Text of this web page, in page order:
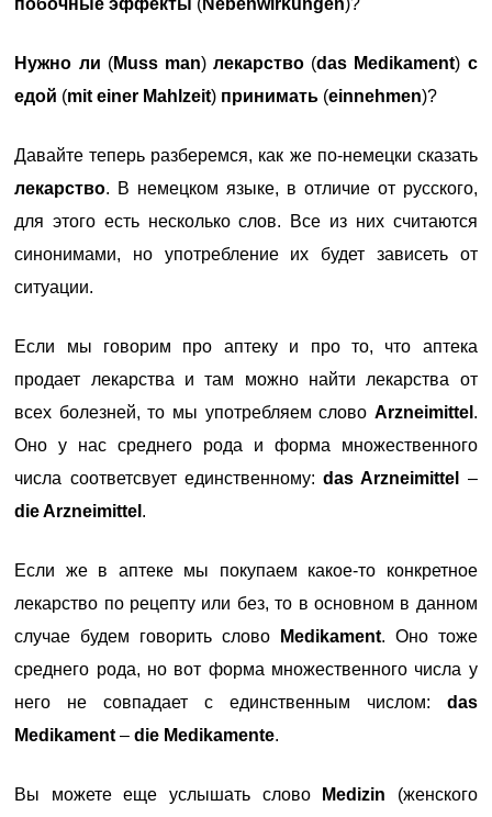
побочные эффекты ( Nebenwirkungen)?
Нужно ли (Muss man)лекарство (das Medikament) с
едой (mit einer Mahlzeit) принимать (einnehmen)?
Давайте теперь разберемся, как же по-немецки сказать
лекарство. В немецком языке, в отличие от русского,
для этого есть несколько слов. Все из них считаются
синонимами, но употребление их будет зависеть от
ситуации.
Если мы говорим про аптеку и про то, что аптека
продает лекарства и там можно найти лекарства от
всех болезней, то мы употребляем слово Arzneimittel .
Оно у нас среднего рода и форма множественного
числа соответсвует единственному:das Arzneimittel –
die Arzneimittel .
Если же в аптеке мы покупаем какое-то конкретное
лекарство по рецепту или без, то в основном в данном
случае будем говорить слово
Medikament. Оно тоже
среднего рода, но вот форма множественного числа у
него не совпадает с единственным числом: das
Medikament–die Medikamente.
Вы можете еще услышать слово Medizin (женского